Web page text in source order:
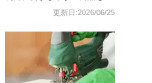
更新日:2026/06/25